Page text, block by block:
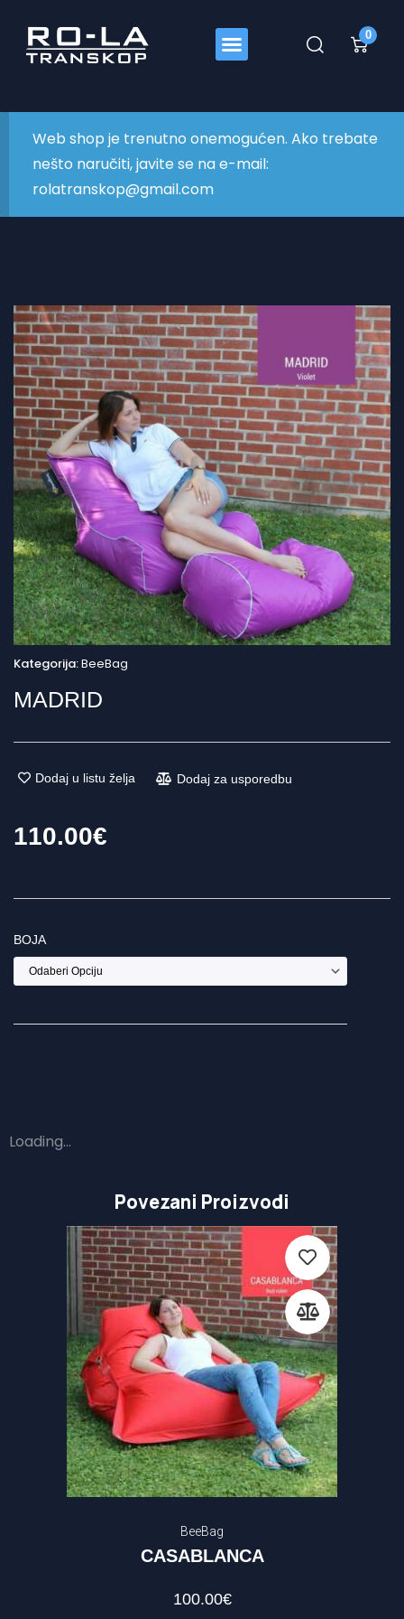
0
Web shop je trenutno onemogućen. Ako trebate
nešto naručiti, javite se na e-mail:
rolatranskop@gmail.com
Kategorija:BeeBag
MADRID
Dodaj u listu želja Dodaj za usporedbu
110.00€
BOJA
Loading...
Povezani Proizvodi
BeeBag
CASABLANCA
100.00€